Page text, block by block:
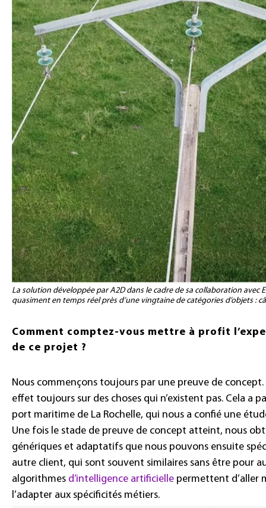
La solution développée par A2D dans le cadre de sa collaboration
quasiment en temps réel près d’une vingtaine de catégories d’objets :
Comment comptez-vous mettre à profit
de ce projet ?
Nous commençons toujours par une preuve de
effet toujours sur des choses qui n’existent pas. Cela a
port maritime de La Rochelle, qui nous a confié une
Une fois le stade de preuve de concept atteint, nous
génériques et adaptatifs que nous pouvons ensuite
autre client, qui sont souvent similaires sans être pour
algorithmes d’intelligence artificielle permettent d’aller
l’adapter aux spécificités métiers.